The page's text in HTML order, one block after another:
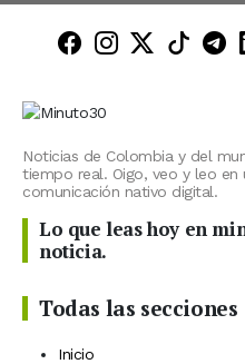
Minuto30 en
Minuto30
Noticias de Colombia y del
tiempo real. Oigo, veo y leo
comunicación nativo digital.
Lo que leas hoy en
noticia.
Todas las secciones
Inicio